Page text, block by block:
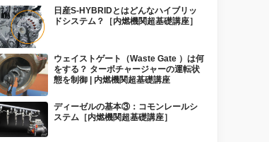
日産S-HYBRIDとはどんなハイブリッ
ドシステム？［内燃機関超基礎講座］
ウェイストゲート（Waste Gate ）は何
をする？ ターボチャージャーの運転状
態を制御 | 内燃機関超基礎講座
ディーゼルの基本③：コモンレールシ
ステム［内燃機関超基礎講座］